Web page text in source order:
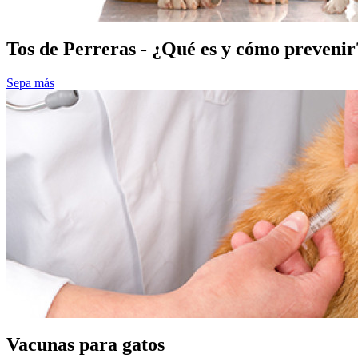
Tos de Perreras - ¿Qué es y cómo
Sepa más
Vacunas para gatos